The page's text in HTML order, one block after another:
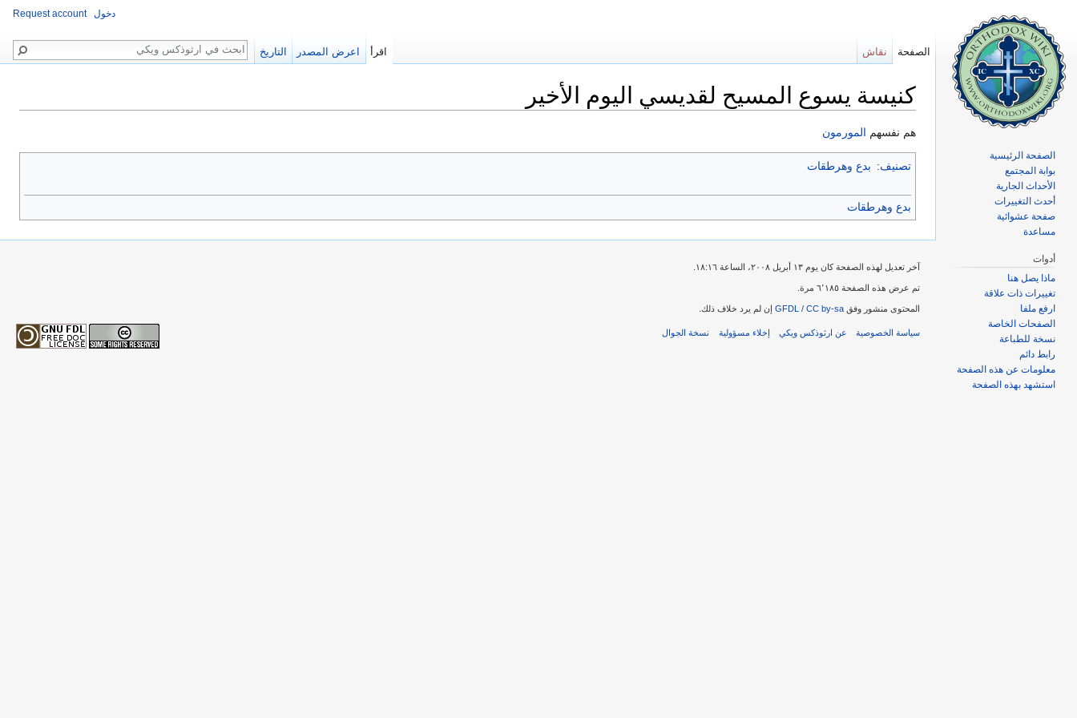
كنيسة يسوع المسيح لقديسي اليوم الأخير
هم نفسهم المورمون
تصنيف: بدع وهرطقات
بدع وهرطقات
Request account دخول
نقاش الصفحة
بحث
التاريخ اعرض المصدر اقرأ
الصفحة الرئيسية
بوابة المجتمع
الأحداث الجارية
أحدث التغييرات
صفحة عشوائية
مساعدة
أدوات
ماذا يصل هنا
تغييرات ذات علاقة
ارفع ملفا
الصفحات الخاصة
نسخة للطباعة
رابط دائم
معلومات عن هذه الصفحة
استشهد بهذه الصفحة
آخر تعديل لهذه الصفحة كان يوم ١٣ أبريل ٢٠٠٨، الساعة ١٨:١٦.
تم عرض هذه الصفحة ٦٬١٨٥ مرة.
المحتوى منشور وفق GFDL / CC by-sa إن لم يرد خلاف ذلك.
سياسة الخصوصية عن ارثوذكس ويكي إخلاء مسؤولية نسخة الجوال